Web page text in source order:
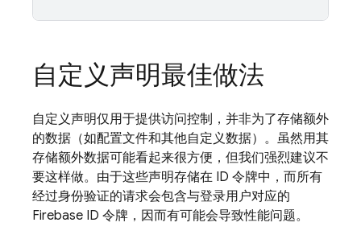
自定义声明最佳做法
自定义声明仅用于提供访问控制，并非为了存储额外
的数据（如配置文件和其他自定义数据）。虽然用其
存储额外数据可能看起来很方便，但我们强烈建议不
要这样做。由于这些声明存储在 ID 令牌中，而所有
经过身份验证的请求会包含与登录用户对应的
Firebase ID 令牌，因而有可能会导致性能问题。